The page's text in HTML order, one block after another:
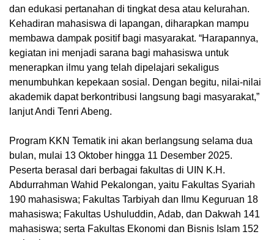
dan edukasi pertanahan di tingkat desa atau kelurahan.
Kehadiran mahasiswa di lapangan, diharapkan mampu
membawa dampak positif bagi masyarakat. “Harapannya,
kegiatan ini menjadi sarana bagi mahasiswa untuk
menerapkan ilmu yang telah dipelajari sekaligus
menumbuhkan kepekaan sosial. Dengan begitu, nilai-nilai
akademik dapat berkontribusi langsung bagi masyarakat,”
lanjut Andi Tenri Abeng.
Program KKN Tematik ini akan berlangsung selama dua
bulan, mulai 13 Oktober hingga 11 Desember 2025.
Peserta berasal dari berbagai fakultas di UIN K.H.
Abdurrahman Wahid Pekalongan, yaitu Fakultas Syariah
190 mahasiswa; Fakultas Tarbiyah dan Ilmu Keguruan 18
mahasiswa; Fakultas Ushuluddin, Adab, dan Dakwah 141
mahasiswa; serta Fakultas Ekonomi dan Bisnis Islam 152